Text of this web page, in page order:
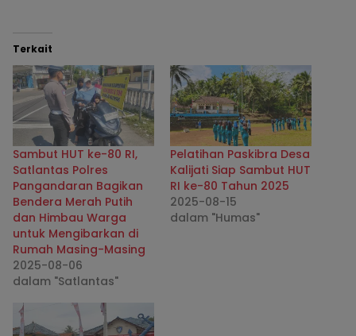
Terkait
Sambut HUT ke-80 RI,
Satlantas Polres
Pangandaran Bagikan
Bendera Merah Putih
dan Himbau Warga
untuk Mengibarkan di
Rumah Masing-Masing
2025-08-06
dalam "Satlantas"
Pelatihan Paskibra Desa
Kalijati Siap Sambut HUT
RI ke-80 Tahun 2025
2025-08-15
dalam "Humas"